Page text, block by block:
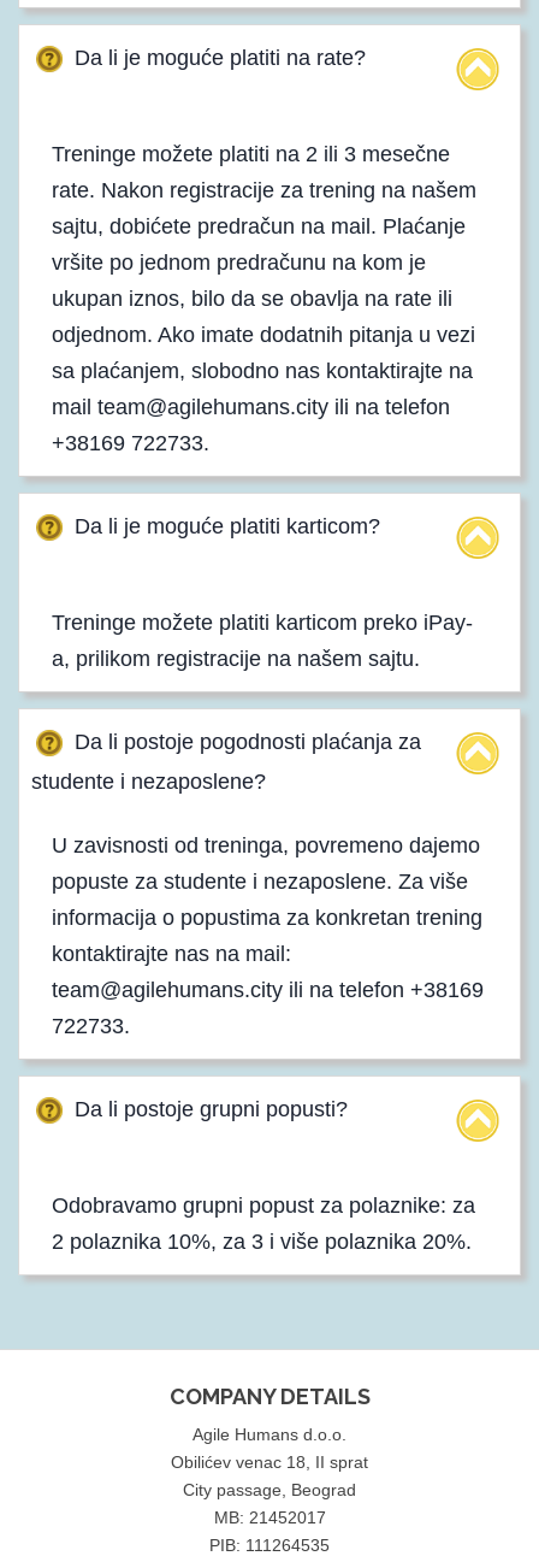
Da li je moguće platiti na rate?
Treninge možete platiti na 2 ili 3 mesečne
rate. Nakon registracije za trening na našem
sajtu, dobićete predračun na mail. Plaćanje
vršite po jednom predračunu na kom je
ukupan iznos, bilo da se obavlja na rate ili
odjednom. Ako imate dodatnih pitanja u vezi
sa plaćanjem, slobodno nas kontaktirajte na
mail team@agilehumans.city ili na telefon
+38169 722733.
Da li je moguće platiti karticom?
Treninge možete platiti karticom preko iPay-
a, prilikom registracije na našem sajtu.
Da li postoje pogodnosti plaćanja za
studente i nezaposlene?
U zavisnosti od treninga, povremeno dajemo
popuste za studente i nezaposlene. Za više
informacija o popustima za konkretan trening
kontaktirajte nas na mail:
team@agilehumans.city ili na telefon +38169
722733.
Da li postoje grupni popusti?
Odobravamo grupni popust za polaznike: za
2 polaznika 10%, za 3 i više polaznika 20%.
COMPANY DETAILS
Agile Humans d.o.o.
Obilićev venac 18, II sprat
City passage, Beograd
MB: 21452017
PIB: 111264535